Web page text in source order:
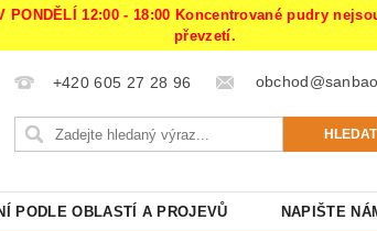
V PONDĚLÍ 12:00 - 18:00 Koncentrované pudry
převzetí.
+420 605 27 28 96
PODLE OBLASTÍ A PROJEVŮ NAPIŠTE